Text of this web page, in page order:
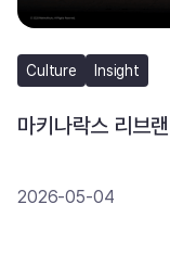
Culture Insight
마키나락스 리브
2026-05-04